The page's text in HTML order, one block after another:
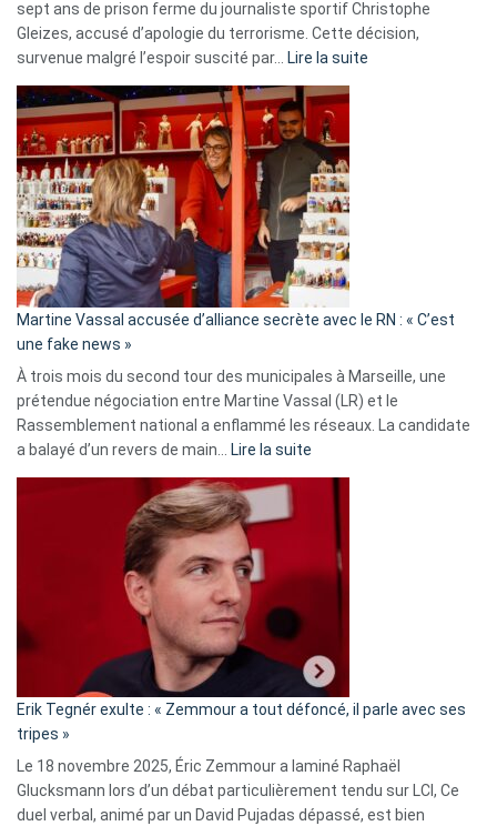
sept ans de prison ferme du journaliste sportif Christophe
Gleizes, accusé d’apologie du terrorisme. Cette décision,
survenue malgré l’espoir suscité par…
Lire la suite
Algérie
Martine Vassal accusée d’alliance secrète avec le RN : « C’est
une fake news »
À trois mois du second tour des municipales à Marseille, une
prétendue négociation entre Martine Vassal (LR) et le
Rassemblement national a enflammé les réseaux. La candidate
a balayé d’un revers de main…
Lire la suite
d’alliance
secrète
«
C’est
fake
news
»
Erik Tegnér exulte : « Zemmour a tout défoncé, il parle avec ses
tripes »
Le 18 novembre 2025, Éric Zemmour a laminé Raphaël
Glucksmann lors d’un débat particulièrement tendu sur LCI, Ce
duel verbal, animé par un David Pujadas dépassé, est bien